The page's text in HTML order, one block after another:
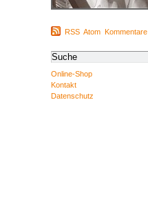
RSS Atom Kommentare
Online-Shop
Kontakt
Datenschutz